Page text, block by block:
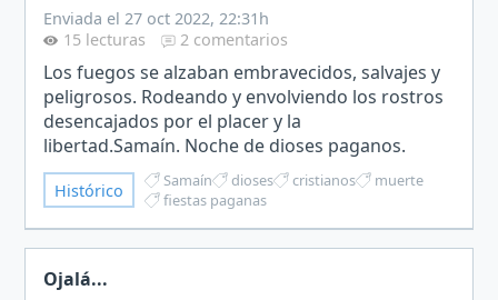
Enviada el 27 oct 2022, 22:31h
15 lecturas
2 comentarios
Los fuegos se alzaban embravecidos, salvajes y
peligrosos. Rodeando y envolviendo los rostros
desencajados por el placer y la
libertad.Samaín. Noche de dioses paganos.
Noche de sueños prohibidos.Sentía los
tambores retumbando contra mis hueso…
Histórico Samaín dioses cristianos
muerte
fiestas paganas
Ojalá...